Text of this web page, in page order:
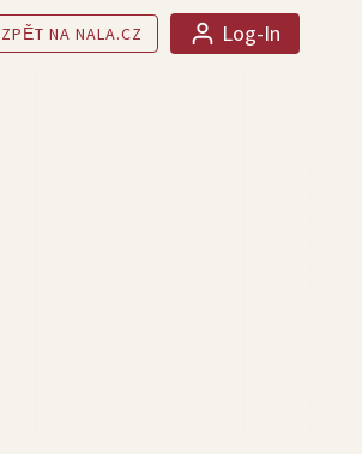
ZPĚT NA NALA.CZ Log-In